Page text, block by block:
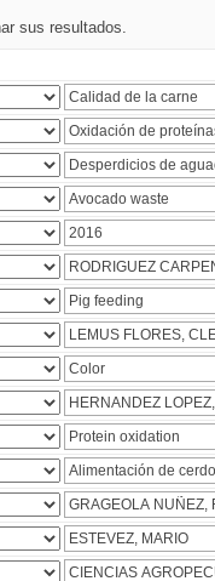
sus resultados.